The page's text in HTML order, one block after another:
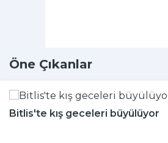
Öne Çıkanlar
Bitlis'te kış geceleri büyülüyor